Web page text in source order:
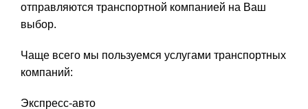
отправляются транспортной компанией на Ваш
выбор.
Чаще всего мы пользуемся услугами транспортных
компаний:
Экспресс-авто